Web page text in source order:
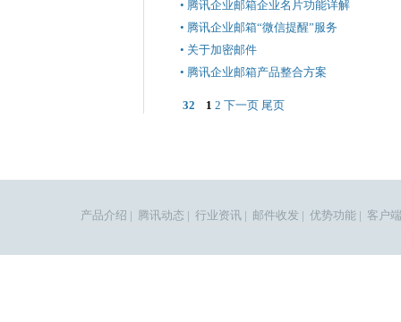
• 腾讯企业邮箱企业名片功能详解
• 腾讯企业邮箱“微信提醒”服务
• 关于加密邮件
• 腾讯企业邮箱产品整合方案
32 1 2 下一页 尾页
产品介绍 | 腾讯动态 | 行业资讯 | 邮件收发 | 优势功能 | 客户端